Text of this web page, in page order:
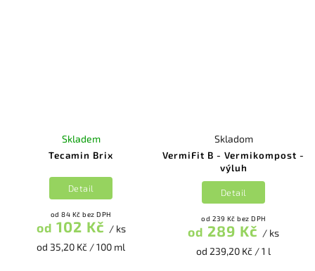
Tecamin Brix
Skladem
od 84 Kč bez DPH
od 102 Kč / ks
od 35,20 Kč / 100 ml
Detail
VermiFit B - Vermikompost -
výluh
Skladom
od 239 Kč bez DPH
od 289 Kč / ks
od 239,20 Kč / 1 l
Detail